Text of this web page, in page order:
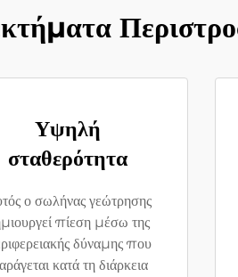
Υψηλή
σταθερότητα
ο σωλήνας γεώτρησης
πίεση μέσω της
δύναμης που
κατά τη διάρκεια